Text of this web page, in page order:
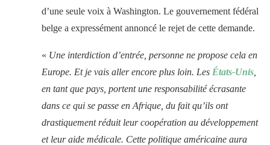
d’une seule voix à Washington. Le gouvernement fédéral
belge a expressément annoncé le rejet de cette demande.
« Une interdiction d’entrée, personne ne propose cela en
Europe. Et je vais aller encore plus loin. Les États-Unis
en tant que pays, portent une responsabilité écrasante
dans ce qui se passe en Afrique, du fait qu’ils ont
drastiquement réduit leur coopération au développement
et leur aide médicale. Cette politique américaine aura